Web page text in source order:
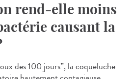
rend-elle moins
causant la
des 100 jours”, la coqueluche